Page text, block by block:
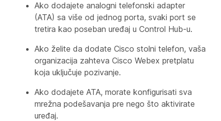
Ako dodajete analogni telefonski adapter
(ATA) sa više od jednog porta, svaki port se
tretira kao poseban uređaj u Control Hub-u.
Ako želite da dodate Cisco stolni telefon, vaša
organizacija zahteva Cisco Webex pretplatu
koja uključuje pozivanje.
Ako dodajete ATA, morate konfigurisati sva
mrežna podešavanja pre nego što aktivirate
uređaj.